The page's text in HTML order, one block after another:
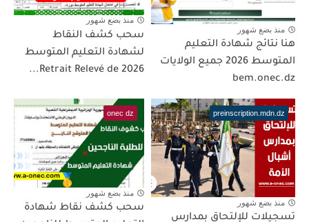
منذ بضع شهور
هنا نتائج شهادة التعليم
المتوسط 2026 جميع الولايات
bem.onec.dz
منذ بضع شهور
سحب كشف النقاط
لشهادة التعليم المتوسط
2026 Retrait Relevé de...
preinscription.mdn.dz
منذ بضع شهور
تسجيلات للإلتحاق بمدارس
onec dz
منذ بضع شهور
سحب كشف نقاط شهادة